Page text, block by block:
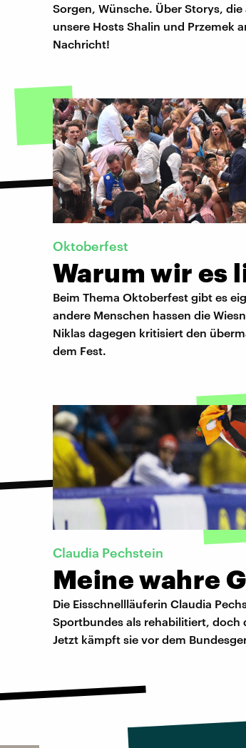
Sorgen, Wünsche. Über Storys,
unsere Hosts Shalin und Przemek
Nachricht!
Oktoberfest
Warum wir es
Beim Thema Oktoberfest gibt es
andere Menschen hassen die
Niklas dagegen kritisiert den
dem Fest.
Claudia Pechstein
Meine wahre
Die Eisschnellläuferin Claudia
Sportbundes als rehabilitiert, doch
Jetzt kämpft sie vor dem